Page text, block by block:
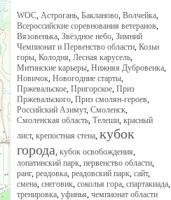
WOC, Астрогань, Бакланово, Волчейка,
Всероссийские соревнования ветеранов,
Вязовенька, Звёздное небо, Зимний
Чемпионат и Первенство области, Козьи
горы, Колодня, Лесная карусель,
Митинские карьеры, Нижняя Дубровенка,
Новичок, Новогодние старты,
Пржевальское, Пригорское, Приз
Пржевальского, Приз смолян-героев,
Российский Азимут, Смоленск,
Смоленская область, Телеши, красный
лист, крепостная стена, кубок
города, кубок освобождения,
лопатинский парк, первенство области,
ранг, реадовка, реадовский парк, сайт,
смена, снеговик, соколья гора, спартакиада,
тренировка, уфинья, чемпионат области